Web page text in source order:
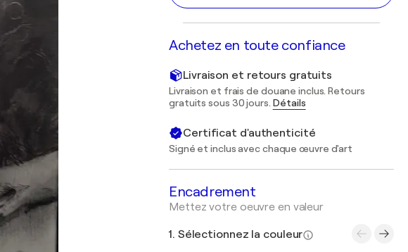
Achetez en toute confiance
Livraison et retours gratuits
Livraison et frais de douane inclus. Retours
gratuits sous 30 jours. Détails
Certificat d'authenticité
Signé et inclus avec chaque œuvre d'art
Encadrement
Mettez votre oeuvre en valeur
1. Sélectionnez la couleur